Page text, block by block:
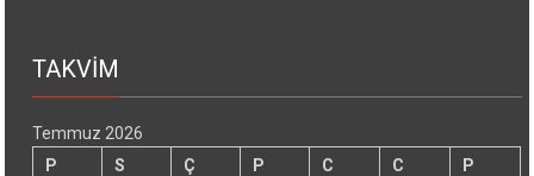
TAKVİM
Temmuz 2026
P
S Ç P C C
P